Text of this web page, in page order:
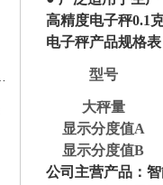
高精度电子秤0.1
电子秤产品规格
型号
大秤量
显示分度值A
显示分度值B
公司主营产品：